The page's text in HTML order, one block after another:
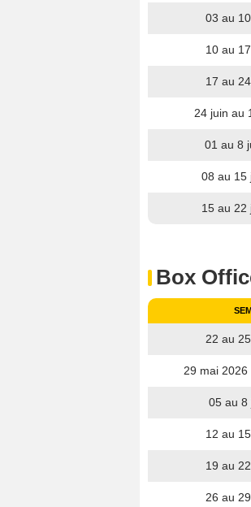
03 au
10 au
17 au
24 juin au
01 au 8
08 au 15
15 au 22
Box
22 au
29 mai
05 au 8
12 au
19 au
26 au